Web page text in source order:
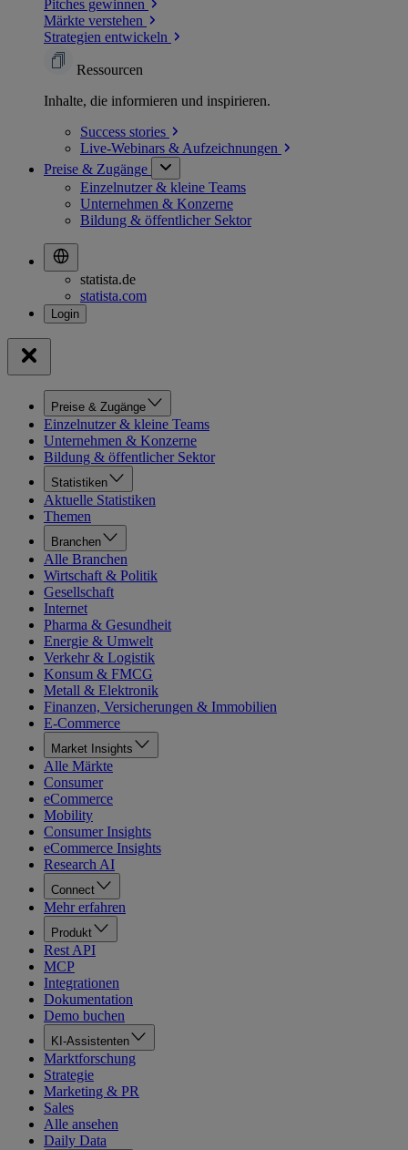
Pitches gewinnen
Märkte verstehen
Strategien entwickeln
Ressourcen
Inhalte, die informieren und inspirieren.
Success stories
Live-Webinars & Aufzeichnungen
Preise & Zugänge
Einzelnutzer & kleine Teams
Unternehmen & Konzerne
Bildung & öffentlicher Sektor
statista.de
statista.com
Preise & Zugänge
Einzelnutzer & kleine Teams
Unternehmen & Konzerne
Bildung & öffentlicher Sektor
Statistiken
Aktuelle Statistiken
Themen
Branchen
Alle Branchen
Wirtschaft & Politik
Gesellschaft
Internet
Pharma & Gesundheit
Energie & Umwelt
Verkehr & Logistik
Konsum & FMCG
Metall & Elektronik
Finanzen, Versicherungen & Immobilien
E-Commerce
Market Insights
Alle Märkte
Consumer
eCommerce
Mobility
Consumer Insights
eCommerce Insights
Research AI
Connect
Mehr erfahren
Produkt
Rest API
MCP
Integrationen
Dokumentation
Demo buchen
KI-Assistenten
Marktforschung
Strategie
Marketing & PR
Sales
Alle ansehen
Daily Data